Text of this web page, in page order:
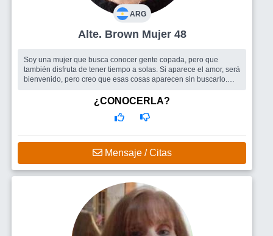
ARG
Alte. Brown Mujer 48
Soy una mujer que busca conocer gente copada, pero que
también disfruta de tener tiempo a solas. Si aparece el amor, será
bienvenido, pero creo que esas cosas aparecen sin buscarlo.
Básicamente, buena gente. Después se verá que surge.
¡Mirá si por buscar una sola cosa me pierdo de encontrar el
¿CONOCERLA?
Mensaje / Citas